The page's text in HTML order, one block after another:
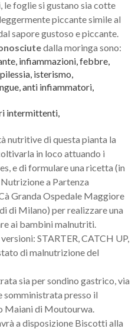
le foglie si gustano sia cotte
piccante simile al
sapore gustoso e piccante.
dalla moringa sono:
infiammazioni,febbre,
isterismo,
anti infiammatori,
intermittenti,
nutritive di questa pianta la
in loco attuando i
e di formulare una ricetta (in
a Partenza
Granda Ospedale Maggiore
di Milano) per realizzare una
ai bambini malnutriti.
STARTER, CATCH UP,
di malnutrizione del
sia per sondino gastrico, via
somministrata presso il
Maiani di Moutourwa.
a disposizione Biscotti alla